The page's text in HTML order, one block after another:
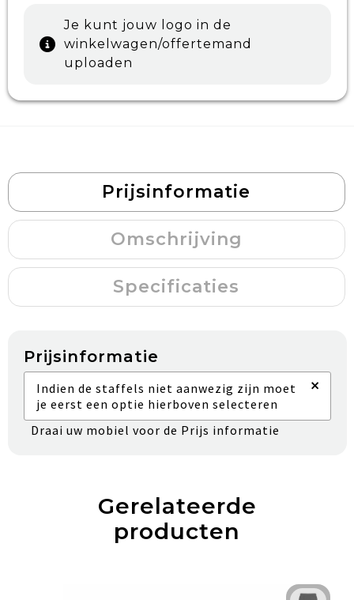
Je kunt jouw logo in de
winkelwagen/offertemand
uploaden
Prijsinformatie
Omschrijving
Specificaties
Prijsinformatie
Indien de staffels niet aanwezig zijn moet
je eerst een optie hierboven selecteren
×
Draai uw mobiel voor de Prijs informatie
Gerelateerde
producten